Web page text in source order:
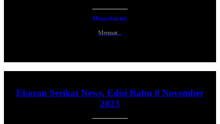
Menyukai ini:
Memuat...
Ekoran Serikat News, Edisi Rabu 8 November
2023